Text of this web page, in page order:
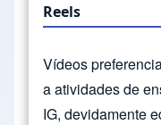
Reels
Vídeos
a atividades de
IG, devidamente